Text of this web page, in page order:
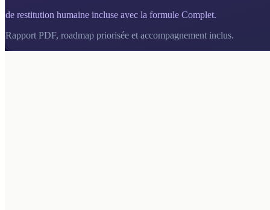
de restitution humaine incluse avec la formule Complet.
Rapport PDF, roadmap priorisée et accompagnement inclus.